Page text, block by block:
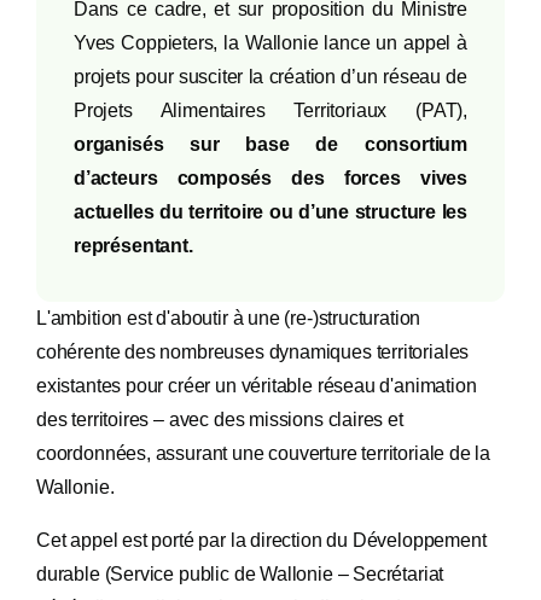
Dans ce cadre, et sur proposition du Ministre
Yves Coppieters, la Wallonie lance un appel à
projets pour susciter la création d’un réseau de
Projets Alimentaires Territoriaux (PAT),
organisés sur base de consortium
d’acteurs composés des forces vives
actuelles du territoire ou d’une structure les
représentant.
L'ambition est d'aboutir à une (re-)structuration
cohérente des nombreuses dynamiques territoriales
existantes pour créer un véritable réseau d'animation
des territoires – avec des missions claires et
coordonnées, assurant une couverture territoriale de la
Wallonie.
Cet appel est porté par la direction du Développement
durable (Service public de Wallonie – Secrétariat